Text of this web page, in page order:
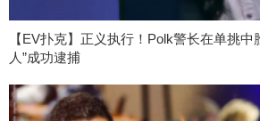
【EV扑克】正义执行！Polk警长在单挑中
人”成功逮捕